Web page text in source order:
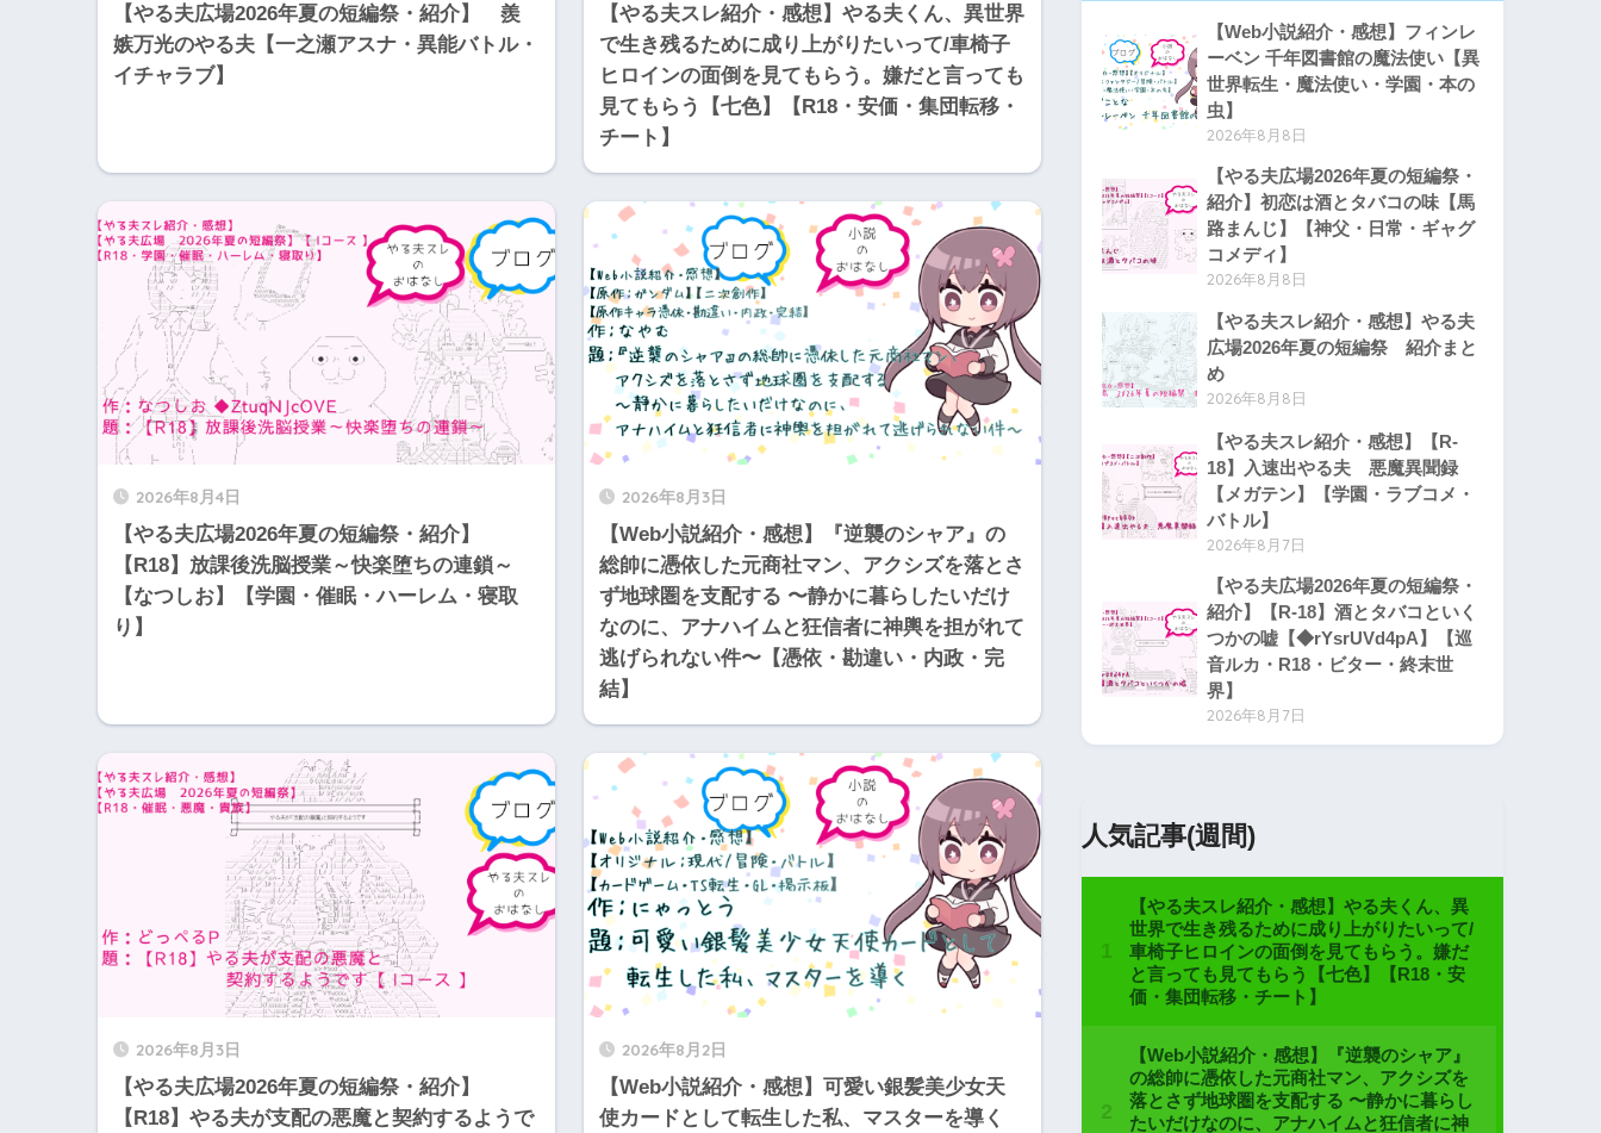
【やる夫広場2026年夏の短編祭・紹介】 羨
嫉万光のやる夫【一之瀬アスナ・異能バトル・
イチャラブ】
【やる夫スレ紹介・感想】やる夫くん、異世界
で生き残るために成り上がりたいって/車椅子
ヒロインの面倒を見てもらう。嫌だと言っても
見てもらう【七色】【R18・安価・集団転移・
チート】
2026年8月4日
【やる夫広場2026年夏の短編祭・紹介】
【R18】放課後洗脳授業～快楽堕ちの連鎖～
【なつしお】【学園・催眠・ハーレム・寝取
り】
2026年8月3日
【Web小説紹介・感想】『逆襲のシャア』の
総帥に憑依した元商社マン、アクシズを落とさ
ず地球圏を支配する 〜静かに暮らしたいだけ
なのに、アナハイムと狂信者に神輿を担がれて
逃げられない件〜【憑依・勘違い・内政・完
結】
2026年8月3日
【やる夫広場2026年夏の短編祭・紹介】
【R18】やる夫が支配の悪魔と契約するようで
2026年8月2日
【Web小説紹介・感想】可愛い銀髪美少女天
使カードとして転生した私、マスターを導く
【Web小説紹介・感想】フィンレ
ーベン 千年図書館の魔法使い【異
世界転生・魔法使い・学園・本の
虫】
2026年8月8日
【やる夫広場2026年夏の短編祭・
紹介】初恋は酒とタバコの味【馬
路まんじ】【神父・日常・ギャグ
コメディ】
2026年8月8日
【やる夫スレ紹介・感想】やる夫
広場2026年夏の短編祭 紹介まと
め
2026年8月8日
【やる夫スレ紹介・感想】【R-
18】入速出やる夫 悪魔異聞録
【メガテン】【学園・ラブコメ・
バトル】
2026年8月7日
【やる夫広場2026年夏の短編祭・
紹介】【R-18】酒とタバコといく
つかの嘘【◆rYsrUVd4pA】【巡
音ルカ・R18・ビター・終末世
界】
2026年8月7日
人気記事(週間)